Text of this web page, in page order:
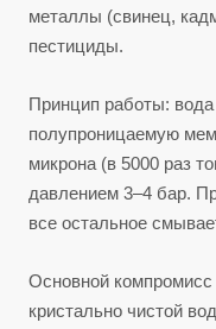
металлы (свинец,
пестициды.
Принцип работы:
полупроницаемую
микрона (в 5000 раз
давлением 3–4 бар.
все остальное
Основной компромисс
кристально чистой